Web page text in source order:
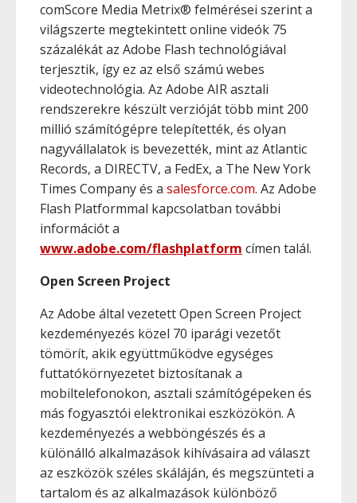
comScore Media Metrix® felmérései szerint a
világszerte megtekintett online videók 75
százalékát az Adobe Flash technológiával
terjesztik, így ez az első számú webes
videotechnológia. Az Adobe AIR asztali
rendszerekre készült verzióját több mint 200
millió számítógépre telepítették, és olyan
nagyvállalatok is bevezették, mint az Atlantic
Records, a DIRECTV, a FedEx, a The New York
Times Company és a salesforce.com. Az Adobe
Flash Platformmal kapcsolatban további
információt a
www.adobe.com/flashplatform címen talál.
Open Screen Project
Az Adobe által vezetett Open Screen Project
kezdeményezés közel 70 iparági vezetőt
tömörít, akik együttműködve egységes
futtatókörnyezetet biztosítanak a
mobiltelefonokon, asztali számítógépeken és
más fogyasztói elektronikai eszközökön. A
kezdeményezés a webböngészés és a
különálló alkalmazások kihívásaira ad választ
az eszközök széles skáláján, és megszünteti a
tartalom és az alkalmazások különböző